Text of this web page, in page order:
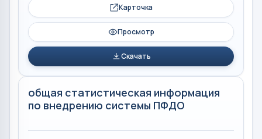
Карточка
Просмотр
Скачать
общая статистическая информация
по внедрению системы ПФДО